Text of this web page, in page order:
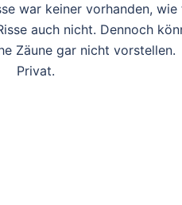
war keiner vorhanden, wie
auch nicht. Dennoch
Zäune gar nicht
Privat.